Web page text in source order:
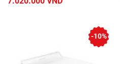
-10%